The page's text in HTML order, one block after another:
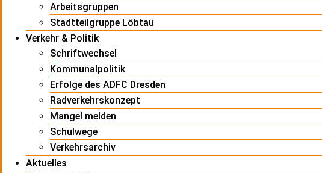
Arbeitsgruppen
Stadtteilgruppe Löbtau
Verkehr & Politik
Schriftwechsel
Kommunalpolitik
Erfolge des ADFC Dresden
Radverkehrskonzept
Mangel melden
Schulwege
Verkehrsarchiv
Aktuelles